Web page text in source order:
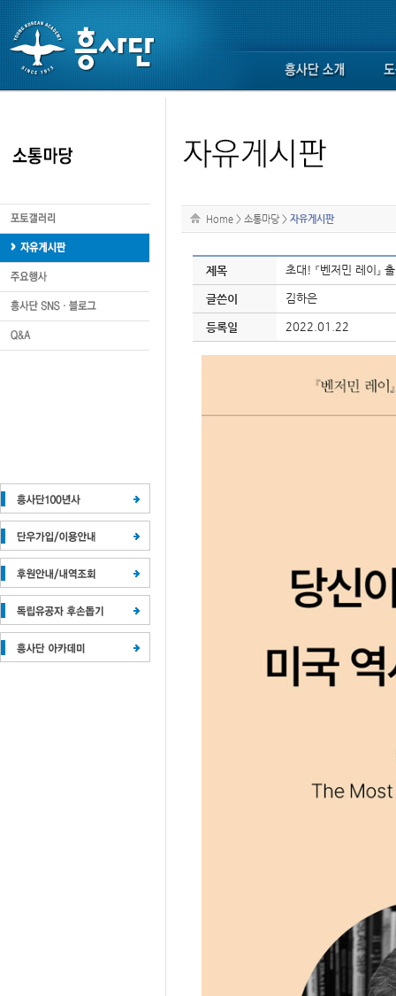
Home > 소통마당 > 자유게시판
제목 초대! 『벤저민 레이
글쓴이 김하은
등록일 2022.01.22